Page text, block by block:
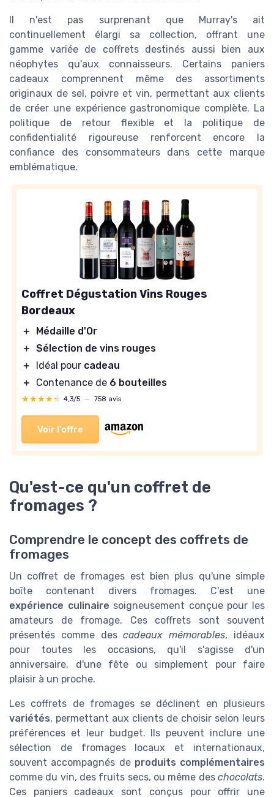
Il n'est pas surprenant que Murray's ait
continuellement élargi sa collection, offrant une
gamme variée de coffrets destinés aussi bien aux
néophytes qu'aux connaisseurs. Certains paniers
cadeaux comprennent même des assortiments
originaux de sel, poivre et vin, permettant aux clients
de créer une expérience gastronomique complète. La
politique de retour flexible et la politique de
confidentialité rigoureuse renforcent encore la
confiance des consommateurs dans cette marque
emblématique.
Coffret Dégustation Vins Rouges
Bordeaux
＋
Médaille d'Or
＋ Sélection de vins rouges
＋
Idéal pour cadeau
＋
Contenance de 6 bouteilles
★★★★★
★★★★★ 4,3/5 — 758 avis
Voir l'offre
Qu'est-ce qu'un coffret de
fromages ?
Comprendre le concept des coffrets de
fromages
Un coffret de fromages est bien plus qu'une simple
boîte contenant divers fromages. C'est une
expérience culinaire soigneusement conçue pour les
amateurs de fromage. Ces coffrets sont souvent
présentés comme descadeaux mémorables, idéaux
pour toutes les occasions, qu'il s'agisse d'un
anniversaire, d'une fête ou simplement pour faire
plaisir à un proche.
Les coffrets de fromages se déclinent en plusieurs
variétés, permettant aux clients de choisir selon leurs
préférences et leur budget. Ils peuvent inclure une
sélection de fromages locaux et internationaux,
souvent accompagnés de produits complémentaires
comme du vin, des fruits secs, ou même des chocolats.
Ces paniers cadeaux sont conçus pour offrir une